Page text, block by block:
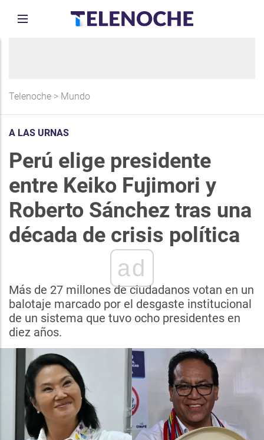
Telenoche > Mundo
A LAS URNAS
Perú elige presidente
entre Keiko Fujimori y
Roberto Sánchez tras una
década de crisis política
ad
Más de 27 millones de ciudadanos votan en un
balotaje marcado por el desgaste institucional
de un sistema que tuvo ocho presidentes en
diez años.